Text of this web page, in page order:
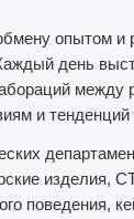
опытом
день
и тенденций
поведения,